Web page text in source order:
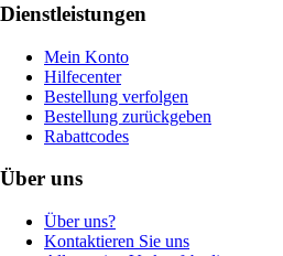
Dienstleistungen
Mein Konto
Hilfecenter
Bestellung verfolgen
Bestellung zurückgeben
Rabattcodes
Über uns
Über uns?
Kontaktieren Sie uns